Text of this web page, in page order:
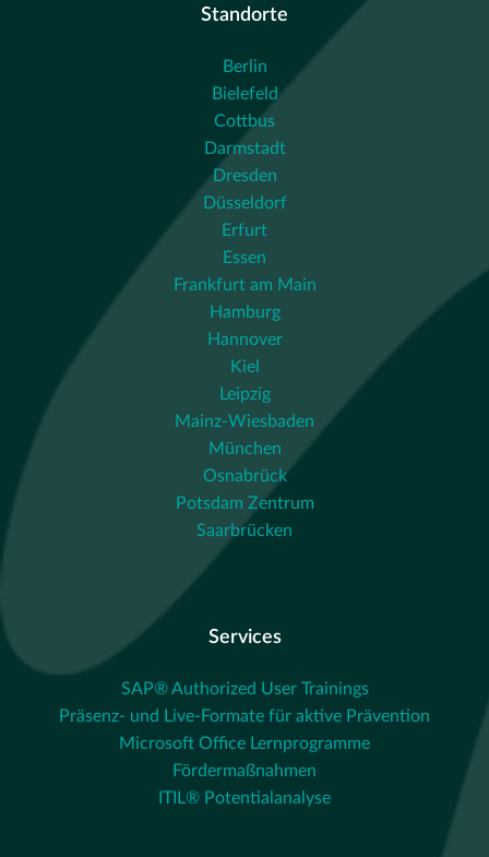
Standorte
Berlin
Bielefeld
Cottbus
Darmstadt
Dresden
Düsseldorf
Erfurt
Essen
Frankfurt am Main
Hamburg
Hannover
Kiel
Leipzig
Mainz-Wiesbaden
München
Osnabrück
Potsdam Zentrum
Saarbrücken
Services
SAP® Authorized User Trainings
Präsenz- und Live-Formate für aktive Prävention
Microsoft Office Lernprogramme
Fördermaßnahmen
ITIL® Potentialanalyse